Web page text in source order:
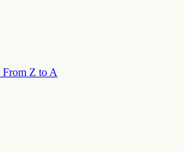
From Z to A